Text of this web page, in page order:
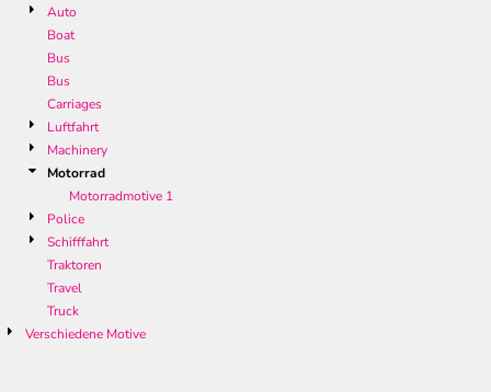
Auto
Boat
Bus
Bus
Carriages
Luftfahrt
Machinery
Motorrad
Motorradmotive 1
Police
Schifffahrt
Traktoren
Travel
Truck
Verschiedene Motive